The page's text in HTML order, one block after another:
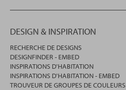
DESIGN & INSPIRATION
RECHERCHE DE DESIGNS
DESIGNFINDER - EMBED
INSPIRATIONS D'HABITATION
INSPIRATIONS D'HABITATION - EMBED
TROUVEUR DE GROUPES DE COULEURS